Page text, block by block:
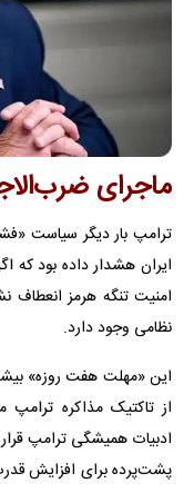
ماجرای
ترامپ بار دیگر سیاست
ایران هشدار داده بود که
امنیت تنگه هرمز انعطاف
نظامی وجود دارد.
این «مهلت هفت روزه»
از تاکتیک مذاکره
ادبیات همیشگی ترامپ
پشت‌پرده برای افزایش